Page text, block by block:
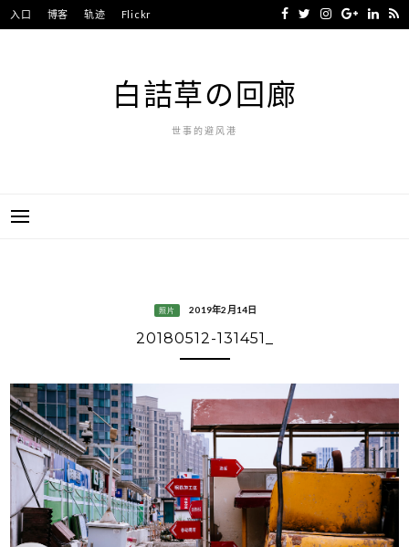
Skip
to
入口 博客 轨迹 Flickr
白詰草の回廊
世事的避风港
照片 2019年2月14日
20180512-131451_